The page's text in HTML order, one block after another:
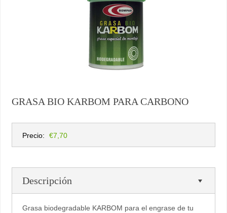
GRASA BIO KARBOM PARA CARBONO
Precio: €7,70
Descripción
Grasa biodegradable KARBOM para el engrase de tu